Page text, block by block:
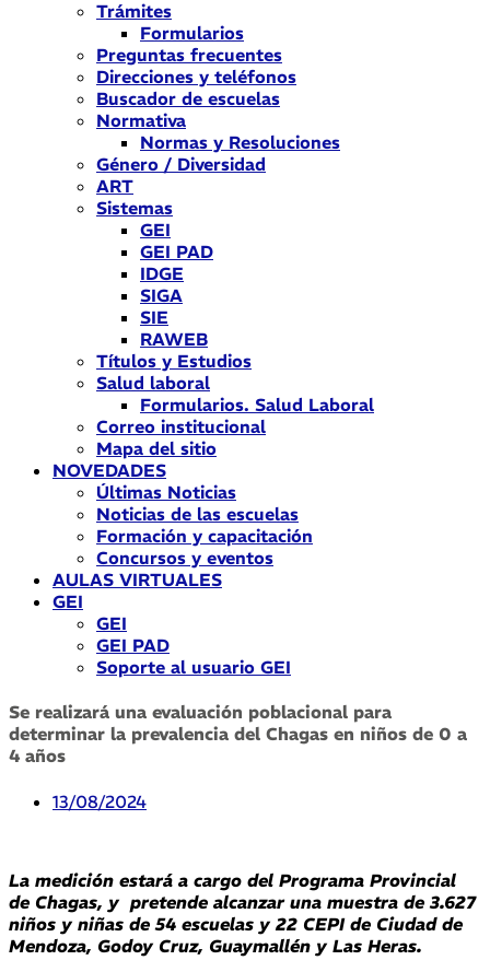
Trámites
Formularios
Preguntas frecuentes
Direcciones y teléfonos
Buscador de escuelas
Normativa
Normas y Resoluciones
Género / Diversidad
ART
Sistemas
GEI
GEI PAD
IDGE
SIGA
SIE
RAWEB
Títulos y Estudios
Salud laboral
Formularios. Salud Laboral
Correo institucional
Mapa del sitio
NOVEDADES
Últimas Noticias
Noticias de las escuelas
Formación y capacitación
Concursos y eventos
AULAS VIRTUALES
GEI
GEI
GEI PAD
Soporte al usuario GEI
Se realizará una evaluación poblacional para
determinar la prevalencia del Chagas en niños de 0 a
4 años
13/08/2024
La medición estará a cargo del Programa Provincial
de Chagas, y pretende alcanzar una muestra de 3.627
niños y niñas de 54 escuelas y 22 CEPI de Ciudad de
Mendoza, Godoy Cruz, Guaymallén y Las Heras.